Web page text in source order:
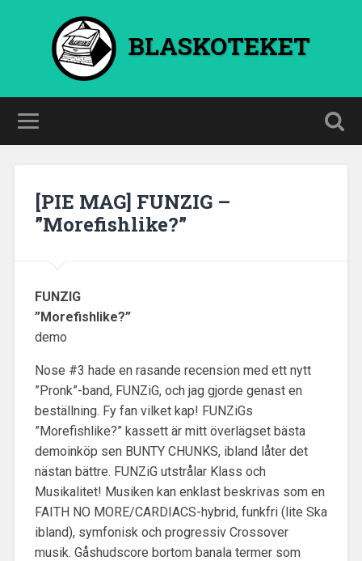
BLASKOTEKET
[PIE MAG] FUNZIG –
”Morefishlike?”
FUNZIG
”Morefishlike?”
demo
Nose #3 hade en rasande recension med ett nytt
”Pronk”-band, FUNZiG, och jag gjorde genast en
beställning. Fy fan vilket kap! FUNZiGs
”Morefishlike?” kassett är mitt överlägset bästa
demoinköp sen BUNTY CHUNKS, ibland låter det
nästan bättre. FUNZiG utstrålar Klass och
Musikalitet! Musiken kan enklast beskrivas som en
FAITH NO MORE/CARDIACS-hybrid, funkfri (lite Ska
ibland), symfonisk och progressiv Crossover
musik. Gåshudscore bortom banala termer som